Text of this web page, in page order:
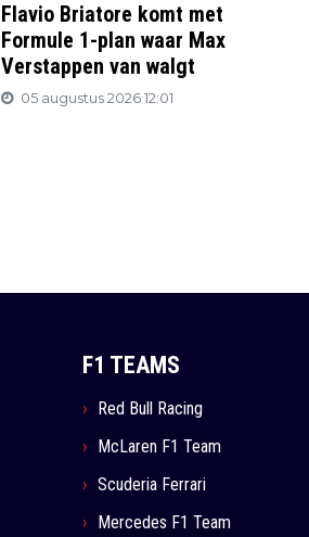
Flavio Briatore komt met
Formule 1-plan waar Max
Verstappen van walgt
05 augustus 2026 12:01
F1 TEAMS
Red Bull Racing
McLaren F1 Team
Scuderia Ferrari
Mercedes F1 Team